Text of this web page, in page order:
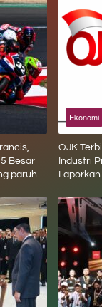
Besar
paruh
Ekonomi
OJK
Industri